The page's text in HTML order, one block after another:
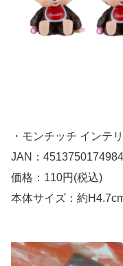
・モンチッチ インテ
JAN：4513750174984
価格：110円(税込)
本体サイズ：約